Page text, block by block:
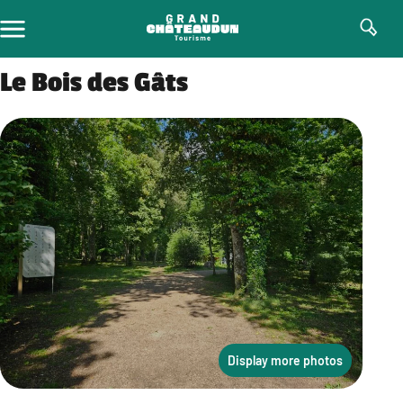
to
content
Le Bois des Gâts
Display more photos